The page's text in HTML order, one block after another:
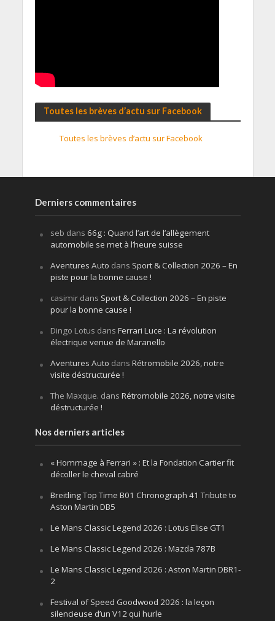
Toutes les brèves d’actu sur Facebook
Toutes les brèves d’actu sur Facebook
Derniers commentaires
seb dans 66g : Quand l’art de l’allègement
automobile se met à l’heure suisse
Aventures Auto dans Sport & Collection 2026 – En
piste pour la bonne cause !
casimirdans Sport & Collection 2026 – En piste
pour la bonne cause !
Dingo Lotus dans Ferrari Luce : La révolution
électrique venue de Maranello
Aventures Auto dans Rétromobile 2026, notre
visite déstructurée !
The Maxque. dans Rétromobile 2026, notre visite
déstructurée !
Nos derniers articles
« Hommage à Ferrari » : Et la Fondation Cartier fit
décoller le cheval cabré
Breitling Top Time B01 Chronograph 41 Tribute to
Aston Martin DB5
Le Mans Classic Legend 2026 : Lotus Elise GT1
Le Mans Classic Legend 2026 : Mazda 787B
Le Mans Classic Legend 2026 : Aston Martin DBR1-
2
Festival of Speed Goodwood 2026 : la leçon
silencieuse d’un V12 qui hurle